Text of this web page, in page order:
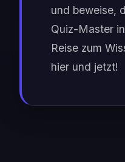
und beweise,
Quiz-Master
Reise zum
hier und jetzt!